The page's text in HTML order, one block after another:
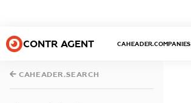
CONTR AGENT CAHEADER.COMPANIES
CAHEADER.SEARCH